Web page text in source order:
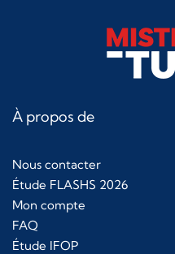
À propos de
Nous contacter
Étude FLASHS 2026
Mon compte
FAQ
Étude IFOP